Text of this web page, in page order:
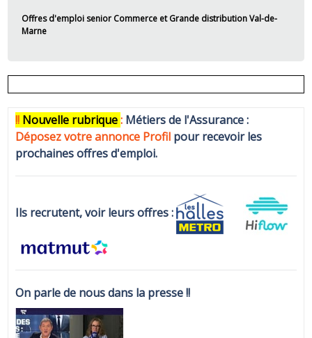
Offres d'emploi senior Commerce et Grande distribution Val-de-
Marne
!! Nouvelle rubrique: Métiers de l'Assurance :
Déposez votre annonce Profil pour recevoir les
prochaines offres d'emploi.
Ils recrutent, voir leurs offres :
On parle de nous dans la presse !!